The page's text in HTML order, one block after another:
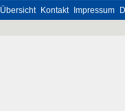
Übersicht Kontakt Impressum